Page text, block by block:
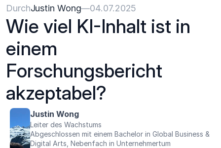
DurchJustin Wong—04.07.2025
Wie viel KI-Inhalt ist in
einem
Forschungsbericht
akzeptabel?
Justin Wong
Leiter des Wachstums
Abgeschlossen mit einem Bachelor in Global Business &
Digital Arts, Nebenfach in Unternehmertum